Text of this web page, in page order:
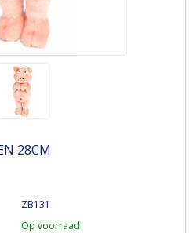
28CM
ZB131
Op voorraad